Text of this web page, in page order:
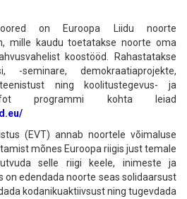
on Euroopa Liidu noorte
mille kaudu toetatakse noorte oma
koostööd. Rahastatakse
-seminare, demokraatiaprojekte,
ning koolitustegevus- ja
programmi kohta leiad
(EVT) annab noortele võimaluse
mõnes Euroopa riigis just temale
selle riigi keele, inimeste ja
on edendada noorte seas solidaarsust
kodanikuaktiivsust ning tugevdada